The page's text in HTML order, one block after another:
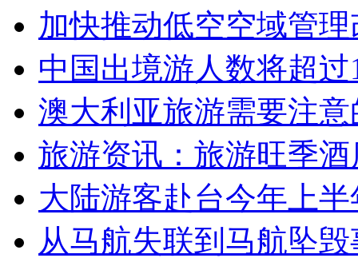
加快推动低空空域管
中国出境游人数将超
澳大利亚旅游需要注
旅游资讯：旅游旺季
大陆游客赴台今年上半
从马航失联到马航坠